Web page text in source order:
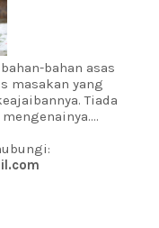
bahan asas
masakan yang
Tiada